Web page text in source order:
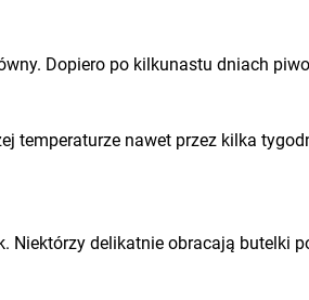
Dopiero po kilkunastu dniach
temperaturze nawet przez kilka
Niektórzy delikatnie obracają butelki